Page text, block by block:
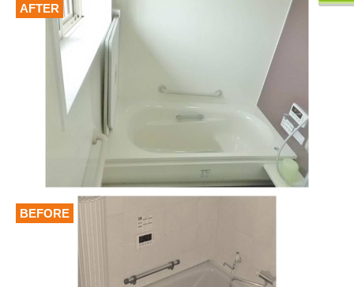
AFTER
BEFORE